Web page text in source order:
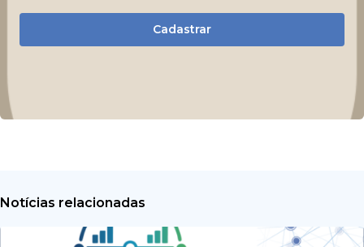
Cadastrar
Notícias relacionadas